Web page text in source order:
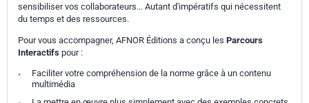
sensibiliser vos collaborateurs... Autant d'impératifs qui nécessitent
du temps et des ressources.
Pour vous accompagner, AFNOR Éditions a conçu les Parcours
Interactifs pour :
Faciliter votre compréhension de la norme grâce à un contenu
multimédia